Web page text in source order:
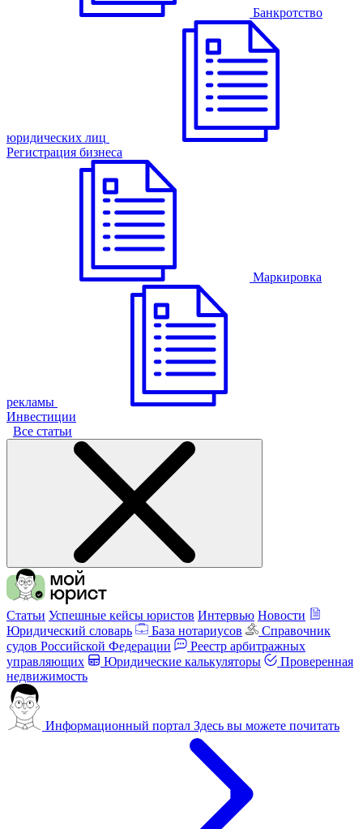
Банкротство
юридических лиц
Регистрация бизнеса
Маркировка
рекламы
Инвестиции
Все статьи
Статьи Успешные кейсы юристов Интервью Новости
Юридический словарь
База нотариусов
Справочник
судов Российской Федерации
Реестр арбитражных
управляющих
Юридические калькуляторы
Проверенная
недвижимость
Информационный портал Здесь вы можете почитать